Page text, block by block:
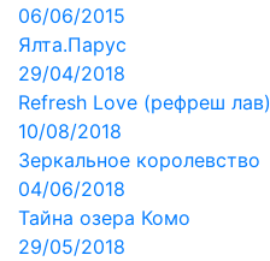
06/06/2015
Ялта.Парус
29/04/2018
Refresh Love (рефреш лав)
10/08/2018
Зеркальное королевство
04/06/2018
Тайна озера Комо
29/05/2018